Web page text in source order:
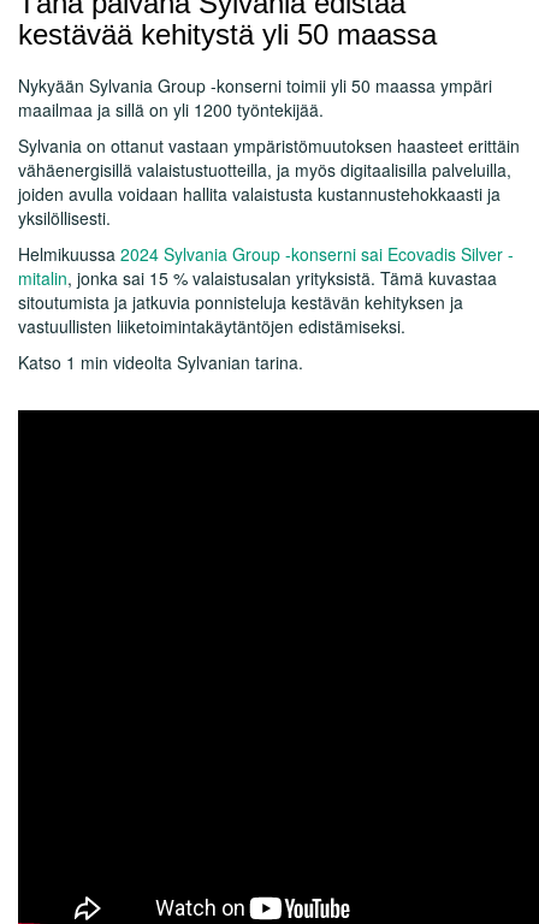
kestävää kehitystä yli 50 maassa
Nykyään Sylvania Group -konserni toimii yli 50 maassa ympäri
maailmaa ja sillä on yli 1200 työntekijää.
Sylvania on ottanut vastaan ympäristömuutoksen haasteet erittäin
vähäenergisillä valaistustuotteilla, ja myös digitaalisilla palveluilla,
joiden avulla voidaan hallita valaistusta kustannustehokkaasti ja
yksilöllisesti.
Helmikuussa 2024 Sylvania Group -konserni sai Ecovadis Silver -
mitalin, jonka sai 15 % valaistusalan yrityksistä. Tämä kuvastaa
sitoutumista ja jatkuvia ponnisteluja kestävän kehityksen ja
vastuullisten liiketoimintakäytäntöjen edistämiseksi.
Katso 1 min videolta Sylvanian tarina.